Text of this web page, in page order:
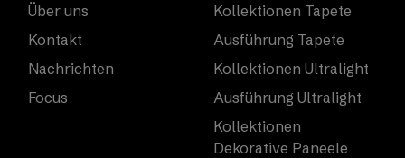
Über uns
Kontakt
Nachrichten
Focus
Kollektionen Tapete
Ausführung Tapete
Kollektionen Ultralight
Ausführung Ultralight
Kollektionen
Dekorative Paneele